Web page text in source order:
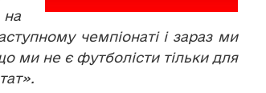
на
чемпіонаті і зараз ми
ми не є футболісти тільки для